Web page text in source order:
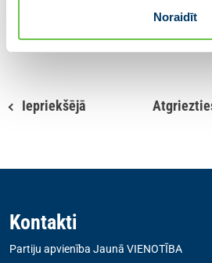
Noraidīt
Iepriekšējā
Kontakti
Partiju apvienība Jaunā VIENOTĪBA